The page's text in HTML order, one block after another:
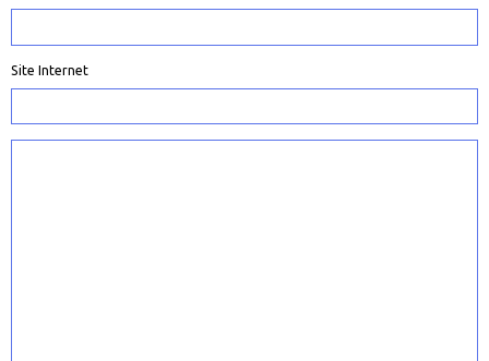
Site Internet